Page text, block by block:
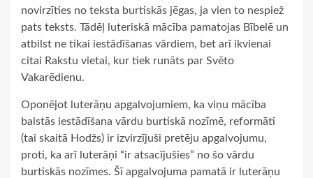
novirzīties no teksta burtiskās jēgas, ja vien to nespiež
pats teksts. Tādēļ luteriskā mācība pamatojas Bībelē un
atbilst ne tikai iestādīšanas vārdiem, bet arī ikvienai
citai Rakstu vietai, kur tiek runāts par Svēto
Vakarēdienu.
Oponējot luterāņu apgalvojumiem, ka viņu mācība
balstās iestādīšana vārdu burtiskā nozīmē, reformāti
(tai skaitā Hodžs) ir izvirzījuši pretēju apgalvojumu,
proti, ka arī luterāņi “ir atsacījušies” no šo vārdu
burtiskās nozīmes. Šī apgalvojuma pamatā ir luterāņu